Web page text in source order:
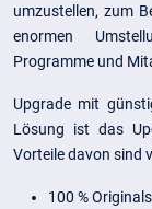
umzustellen, zum
enormen
Programme und
Upgrade mit
Lösung ist das
Vorteile davon sind
100 %